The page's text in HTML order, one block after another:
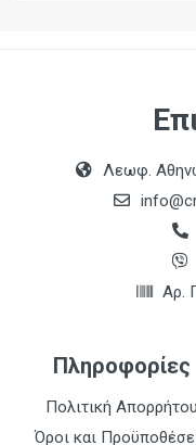
Λεωφ.
Αρ.
Πληροφορίες
Πολιτική Απορρήτου
Όροι και